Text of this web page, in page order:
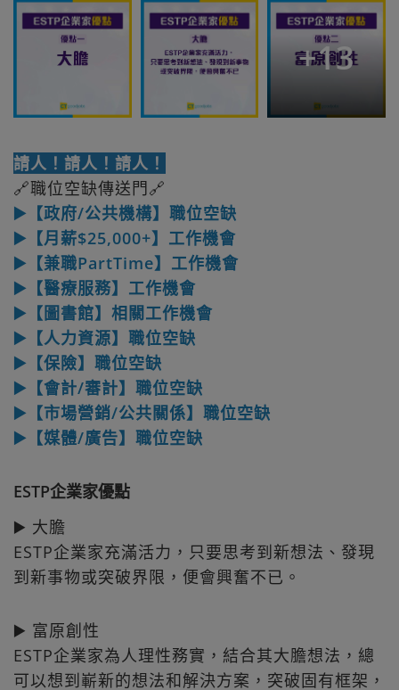
+13
請人！請人！請人！
🔗職位空缺傳送門🔗
▶️【政府/公共機構】職位空缺
▶️【月薪$25,000+】工作機會
▶️【兼職PartTime】工作機會
▶️【醫療服務】工作機會
▶️【圖書館】相關工作機會
▶️【人力資源】職位空缺
▶️【保險】職位空缺
▶️【會計/審計】職位空缺
▶️【市場營銷/公共關係】職位空缺
▶️【媒體/廣告】職位空缺
ESTP企業家優點
▶️ 大膽
ESTP企業家充滿活力，只要思考到新想法、發現
到新事物或突破界限，便會興奮不已。
▶️ 富原創性
ESTP企業家為人理性務實，結合其大膽想法，總
可以想到嶄新的想法和解決方案，突破固有框架，